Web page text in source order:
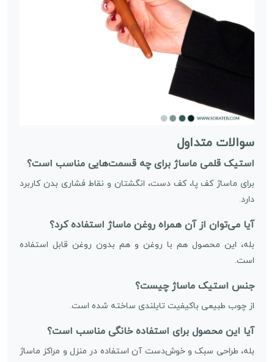
سوالات متداول
استیک قلمی ماساژ برای چه قسمت‌هایی مناسب است؟
برای ماساژ کف پا، کف دست، انگشتان و نقاط فشاری بدن کاربرد
دارد.
آیا می‌توان از آن همراه روغن ماساژ استفاده کرد؟
بله، این محصول هم با روغن و هم بدون روغن قابل استفاده
است.
جنس استیک ماساژ چیست؟
از چوب طبیعی باکیفیت تایلندی ساخته شده است.
آیا این محصول برای استفاده خانگی مناسب است؟
بله، طراحی سبک و خوش‌دست آن استفاده در منزل و مراکز ماساژ